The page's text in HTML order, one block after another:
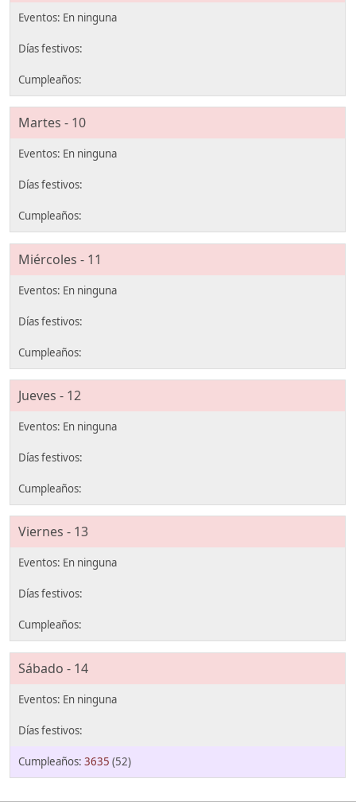
Martes - 10
Miércoles - 11
Jueves - 12
Viernes - 13
Sábado - 14
3635 (52)